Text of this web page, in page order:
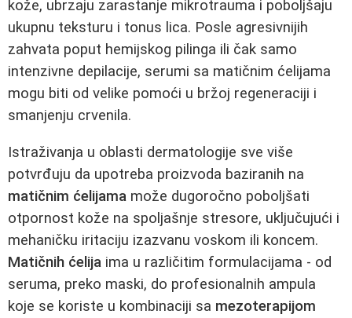
kože, ubrzaju zarastanje mikrotrauma i poboljšaju
ukupnu teksturu i tonus lica. Posle agresivnijih
zahvata poput hemijskog pilinga ili čak samo
intenzivne depilacije, serumi sa matičnim ćelijama
mogu biti od velike pomoći u bržoj regeneraciji i
smanjenju crvenila.
Istraživanja u oblasti dermatologije sve više
potvrđuju da upotreba proizvoda baziranih na
matičnim ćelijama može dugoročno poboljšati
otpornost kože na spoljašnje stresore, uključujući i
mehaničku iritaciju izazvanu voskom ili koncem.
Matičnih ćelija ima u različitim formulacijama - od
seruma, preko maski, do profesionalnih ampula
koje se koriste u kombinaciji sa mezoterapijom